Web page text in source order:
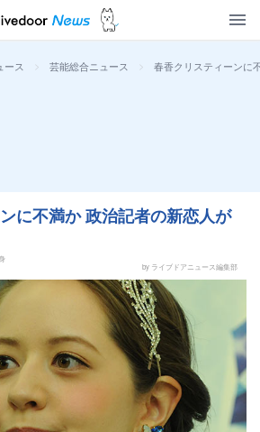
ース > 芸能総合ニュース > 春香クリスティーンに
に不満か 政治記者の新恋人が
by ライブドアニュース編集部